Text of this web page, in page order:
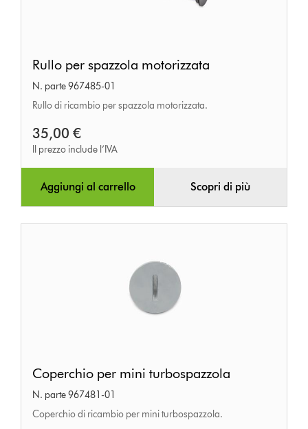
per
spazzola
motorizzata
Rullo per spazzola motorizzata
N. parte 967485-01
Rullo di ricambio per spazzola motorizzata.
35,00 €
Il prezzo include l’IVA
Aggiungi al carrello Scopri di più
per
mini
turbospazzola
Coperchio per mini turbospazzola
N. parte 967481-01
Coperchio di ricambio per mini turbospazzola.